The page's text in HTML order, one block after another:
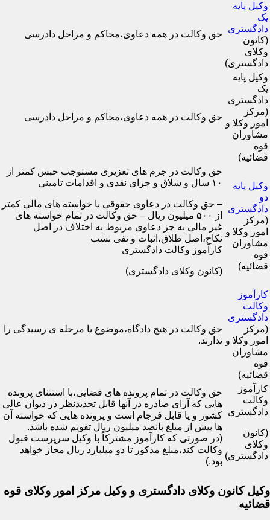
وکیل پایه
یک
دادگستری
(کانون
وکلای
دادگستری)
حق وکالت در همه دعاوی،محاکم و مراحل دادرسی
وکیل پایه
یک
دادگستری
(مرکز
امور وکلا و
مشاوران
قوه
قضائیه)
حق وکالت در همه دعاوی،محاکم و مراحل دادرسی
وکیل پایه
دو
دادگستری
(مرکز
امور وکلا و
مشاوران
قوه
قضائیه)
حق وکالت در جرم های تعزیری مستوجب حبس کمتر از
۱۰ سال و شلاق و جزای نقدی و اقدامات تامینی
– حق وکالت در دعاوی حقوقی با خواسته های مالی کمتر
از ۵۰۰ میلیون ریال – حق وکالت در تمام خواسته های
غیر مالی به جز دعاوی مربوط به اختلاف در اصل
نکاح،اصل طلاق،اثبات و نفی نسب
کارآموز وکالت دادگستری
(کانون وکلای دادگستری)
کارآموز
وکالت
دادگستری
(مرکز
امور وکلا و
مشاوران
قوه
قضائیه)
حق وکالت در هیچ دادگاه،موضوع یا مرحله ی رسیدگی را
ندارند.
کارآموز
وکالت
دادگستری
(کانون
وکلای
دادگستری)
حق وکالت در تمام پرونده های قضایی،با استثنای پرونده
هایی که آرای صادره در آنها قابل تجدیدنظر در دیوان عالی
کشور و یا قابل فرجام است و پرونده هایی که خواسته آن
ها بیش از مبلغ پانصد میلیون ریال تقویم شده باشد.
(در صورتی که کارآموز مشترکاً با وکیل سرپرست قبول
وکالت کند،مبلغ مذکور تا دو میلیارد ریال مجاز خواهد
بود.)
وکیل کانون وکلای دادگستری و وکیل مرکز امور وکلای قوه
قضائیه